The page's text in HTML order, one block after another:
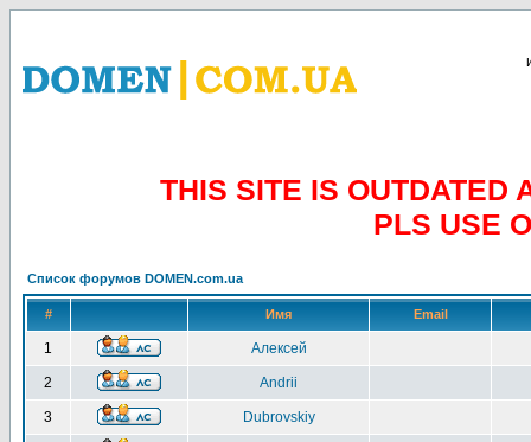
THIS SITE IS OUTDATED
PLS USE
Список форумов DOMEN.com.ua
# Имя Email
1 Алексей
2 Andrii
3 Dubrovskiy